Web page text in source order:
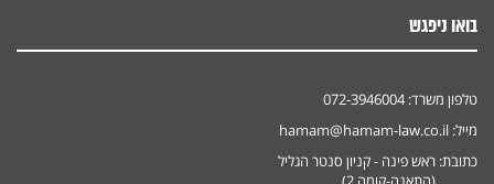
בואו ניפגש
טלפון משרד: 072-3946004
מייל: hamam@hamam-law.co.il
כתובת: ראש פינה - קניון סנטר הגליל